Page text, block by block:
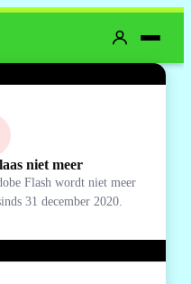
niet meer
Flash wordt niet meer
31 december 2020.